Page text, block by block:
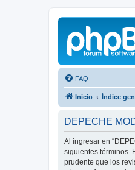
FAQ
Inicio Índice
DEPECHE
Al ingresar en
siguientes términos.
prudente que los